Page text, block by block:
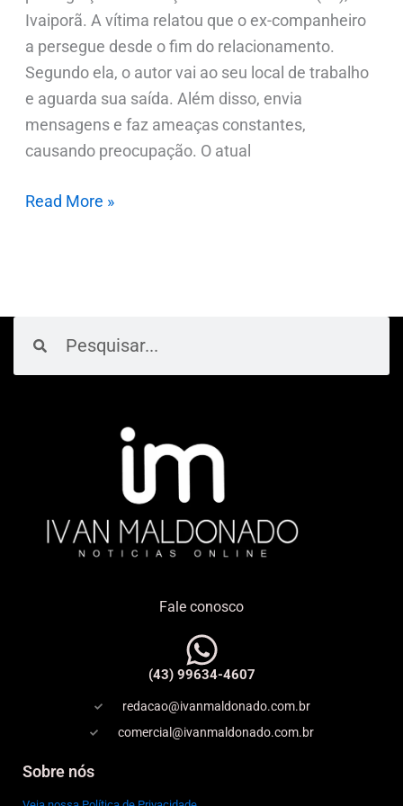
Ivaiporã. A vítima relatou que o ex-companheiro
a persegue desde o fim do relacionamento.
Segundo ela, o autor vai ao seu local de trabalho
e aguarda sua saída. Além disso, envia
mensagens e faz ameaças constantes,
causando preocupação. O atual
Read More »
Fale conosco
(43) 99634-4607
redacao@ivanmaldonado.com.br
comercial@ivanmaldonado.com.br
Sobre nós